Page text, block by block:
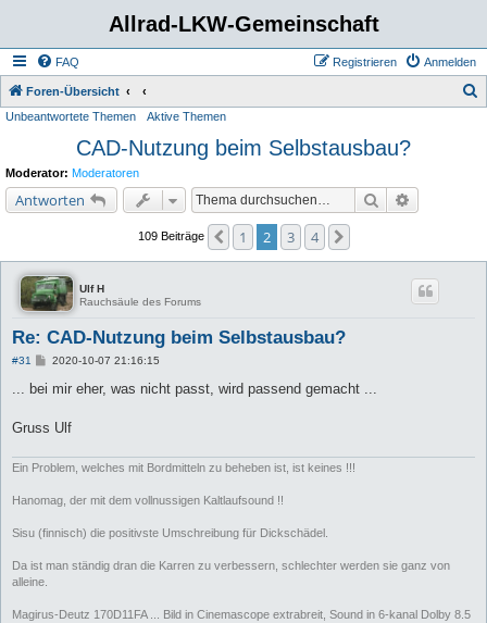
Allrad-LKW-Gemeinschaft
FAQ Anmelden
Registrieren
Foren-Übersicht
Unbeantwortete Themen Aktive Themen
CAD-Nutzung beim Selbstausbau?
Moderator: Moderatoren
Antworten Suche
109 Beiträge Vorherige
1 2 3 4
Ulf H
Rauchsäule des Forums
Re: CAD-Nutzung beim Selbstausbau?
#31
B
a
2020-10-07 21:16:15
... bei mir eher, was nicht passt, wird passend gemacht ...
Gruss Ulf
Ein Problem, welches mit Bordmitteln zu beheben ist, ist keines !!!
Hanomag, der mit dem vollnussigen Kaltlaufsound !!
Sisu (finnisch) die positivste Umschreibung für Dickschädel.
Da ist man ständig dran die Karren zu verbessern, schlechter werden sie ganz von
alleine.
Magirus-Deutz 170D11FA ... Bild in Cinemascope extrabreit, Sound in 6-kanal Dolby 8.5